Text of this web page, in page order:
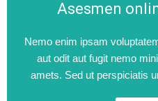
Asesmen
Nemo enim ipsam
aut odit aut fugit nemo
amets. Sed ut perspiciatis